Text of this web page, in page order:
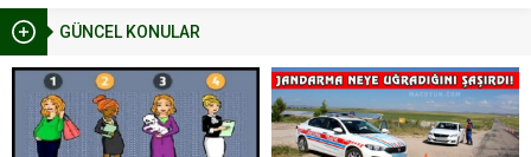
GÜNCEL KONULAR